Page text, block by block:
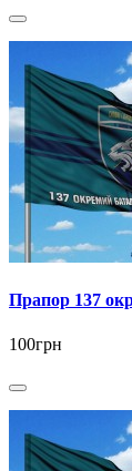
Прапор 137
100грн